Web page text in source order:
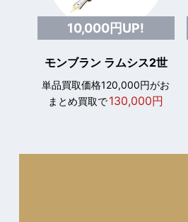
10,000円UP!
モンブラン ラムシス2世
単品買取価格120,000円がお
まとめ買取で130,000円